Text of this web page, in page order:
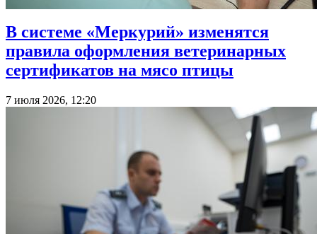
В системе «Меркурий» изменятся
правила оформления ветеринарных
сертификатов на мясо птицы
7 июля 2026, 12:20